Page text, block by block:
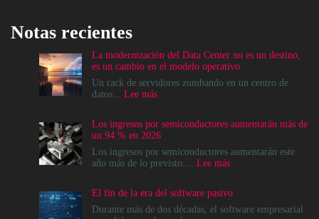
Notas recientes
La modernización del Data Center no es un destino,
es un cambio en el modelo operativo
Un rack de servidores zumbando en un centro de
datos... Lee más:
del
Data
Center
no
destino,
es
Los ingresos por semiconductores aumentarán más de
un 94 % en 2026
Los ingresos por semiconductores aumentarán este
año más de lo previsto.... Lee más:
por
semiconductores
El fin de la era del software pasivo
Durante más de dos décadas, el software empresarial